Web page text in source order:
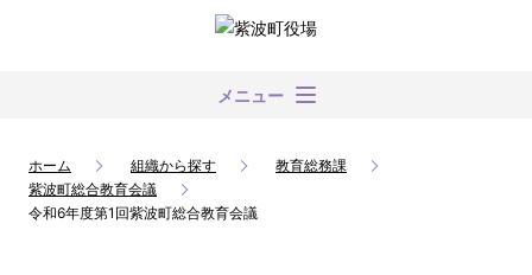
メニュー
ホーム 組織から探す
教育総務課
紫波町総合教育会議
令和6年度第1回紫波町総合教育会議